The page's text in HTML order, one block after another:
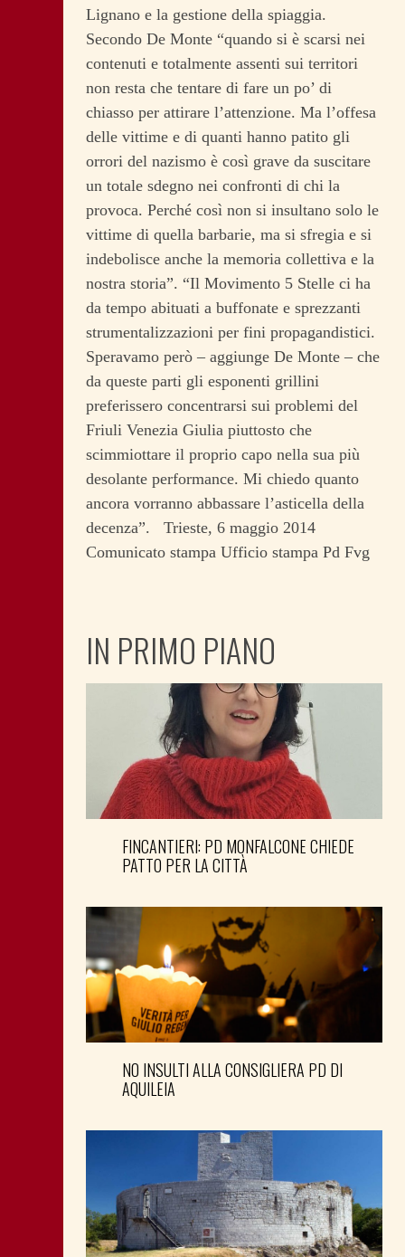
Lignano e la gestione della spiaggia.
Secondo De Monte “quando si è scarsi nei
contenuti e totalmente assenti sui territori
non resta che tentare di fare un po’ di
chiasso per attirare l’attenzione. Ma l’offesa
delle vittime e di quanti hanno patito gli
orrori del nazismo è così grave da suscitare
un totale sdegno nei confronti di chi la
provoca. Perché così non si insultano solo le
vittime di quella barbarie, ma si sfregia e si
indebolisce anche la memoria collettiva e la
nostra storia”. “Il Movimento 5 Stelle ci ha
da tempo abituati a buffonate e sprezzanti
strumentalizzazioni per fini propagandistici.
Speravamo però – aggiunge De Monte – che
da queste parti gli esponenti grillini
preferissero concentrarsi sui problemi del
Friuli Venezia Giulia piuttosto che
scimmiottare il proprio capo nella sua più
desolante performance. Mi chiedo quanto
ancora vorranno abbassare l’asticella della
decenza”. Trieste, 6 maggio 2014
Comunicato stampa Ufficio stampa Pd Fvg
IN PRIMO PIANO
FINCANTIERI: PD MONFALCONE CHIEDE
PATTO PER LA CITTÀ
NO INSULTI ALLA CONSIGLIERA PD DI
AQUILEIA